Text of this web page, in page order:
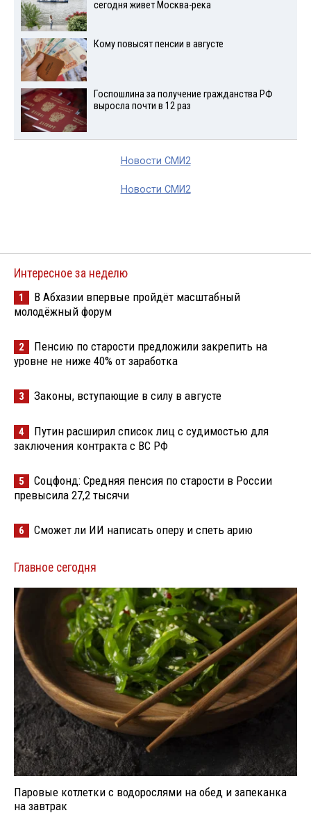
сегодня живет Москва-река
Кому повысят пенсии в августе
Госпошлина за получение гражданства РФ
выросла почти в 12 раз
Новости СМИ2
Новости СМИ2
Интересное за неделю
1
В Абхазии впервые пройдёт масштабный
молодёжный форум
2
Пенсию по старости предложили закрепить на
уровне не ниже 40% от заработка
3 Законы, вступающие в силу в августе
4
Путин расширил список лиц с судимостью для
заключения контракта с ВС РФ
5
Соцфонд: Средняя пенсия по старости в России
превысила 27,2 тысячи
6 Сможет ли ИИ написать оперу и спеть арию
Главное сегодня
Паровые котлетки с водорослями на обед и запеканка
на завтрак